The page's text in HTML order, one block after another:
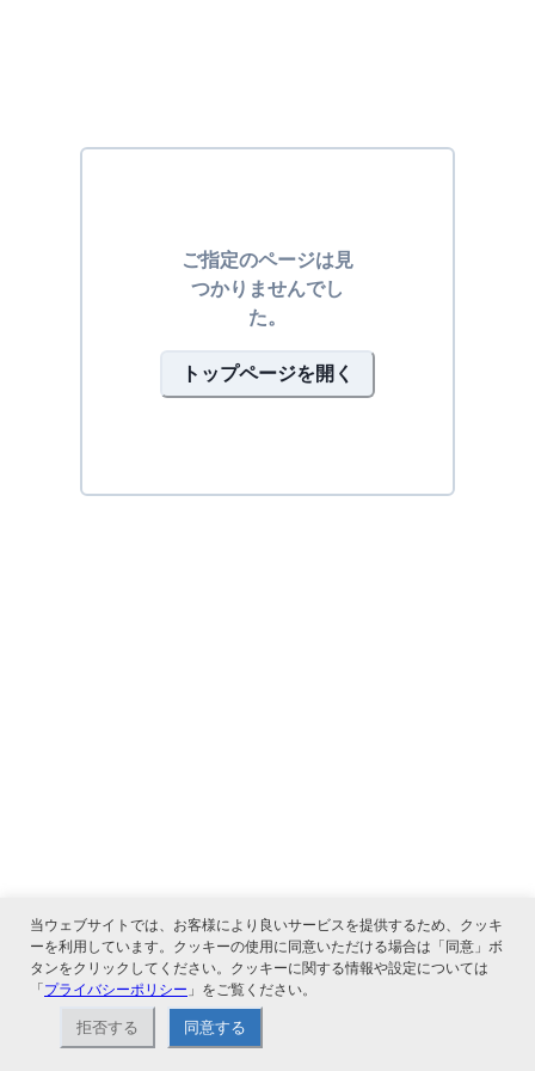
ご指定のページは見
つかりませんでし
た。
トップページを開く
当ウェブサイトでは、お客様により良いサービスを提供するため、クッキ
ーを利用しています。クッキーの使用に同意いただける場合は「同意」ボ
タンをクリックしてください。クッキーに関する情報や設定については
「プライバシーポリシー 」をご覧ください。
拒否する 同意する